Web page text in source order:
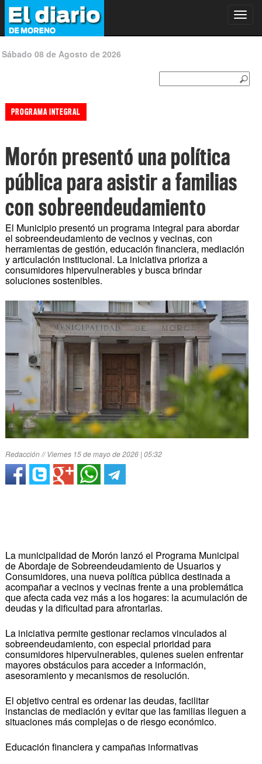
Sábado 08 de Agosto de 2026
PROGRAMA INTEGRAL
Morón presentó una política
pública para asistir a familias
con sobreendeudamiento
El Municipio presentó un programa integral para abordar
el sobreendeudamiento de vecinos y vecinas, con
herramientas de gestión, educación financiera, mediación
y articulación institucional. La iniciativa prioriza a
consumidores hipervulnerables y busca brindar
soluciones sostenibles.
Redacción // Viernes 15 de mayo de 2026 | 05:32
La municipalidad de Morón lanzó el Programa Municipal
de Abordaje de Sobreendeudamiento de Usuarios y
Consumidores, una nueva política pública destinada a
acompañar a vecinos y vecinas frente a una problemática
que afecta cada vez más a los hogares: la acumulación de
deudas y la dificultad para afrontarlas.
La iniciativa permite gestionar reclamos vinculados al
sobreendeudamiento, con especial prioridad para
consumidores hipervulnerables, quienes suelen enfrentar
mayores obstáculos para acceder a información,
asesoramiento y mecanismos de resolución.
El objetivo central es ordenar las deudas, facilitar
instancias de mediación y evitar que las familias lleguen a
situaciones más complejas o de riesgo económico.
Educación financiera y campañas informativas